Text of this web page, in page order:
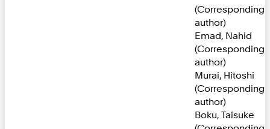
(Corresponding
author)
Emad, Nahid
(Corresponding
author)
Murai, Hitoshi
(Corresponding
author)
Boku, Taisuke